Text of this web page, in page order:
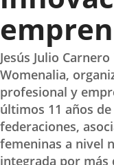
Jesús Julio
Womenalia,
profesional y
últimos 11 años
federaciones,
femeninas a nivel
integrada por más